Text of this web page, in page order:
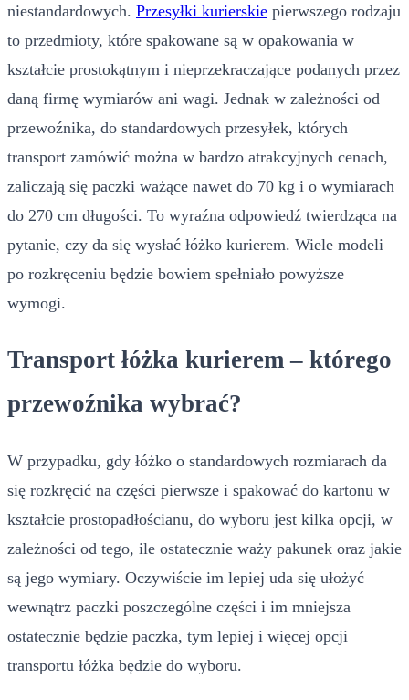
niestandardowych. Przesyłki kurierskie pierwszego rodzaju
to przedmioty, które spakowane są w opakowania w
kształcie prostokątnym i nieprzekraczające podanych przez
daną firmę wymiarów ani wagi. Jednak w zależności od
przewoźnika, do standardowych przesyłek, których
transport zamówić można w bardzo atrakcyjnych cenach,
zaliczają się paczki ważące nawet do 70 kg i o wymiarach
do 270 cm długości. To wyraźna odpowiedź twierdząca na
pytanie, czy da się wysłać łóżko kurierem. Wiele modeli
po rozkręceniu będzie bowiem spełniało powyższe
wymogi.
Transport łóżka kurierem – którego
przewoźnika wybrać?
W przypadku, gdy łóżko o standardowych rozmiarach da
się rozkręcić na części pierwsze i spakować do kartonu w
kształcie prostopadłościanu, do wyboru jest kilka opcji, w
zależności od tego, ile ostatecznie waży pakunek oraz jakie
są jego wymiary. Oczywiście im lepiej uda się ułożyć
wewnątrz paczki poszczególne części i im mniejsza
ostatecznie będzie paczka, tym lepiej i więcej opcji
transportu łóżka będzie do wyboru.